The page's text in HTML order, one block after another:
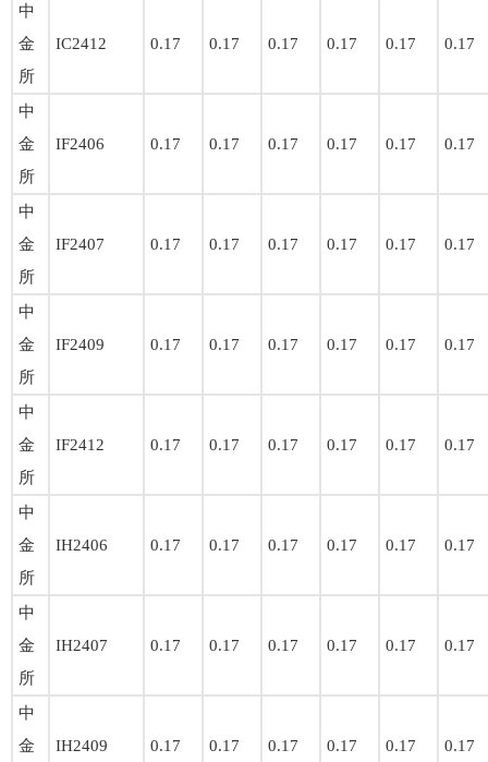
中
金
所
IC2412 0.17 0.17 0.17 0.17 0.17 0.17
中
金
所
IF2406 0.17 0.17 0.17 0.17 0.17 0.17
中
金
所
IF2407 0.17 0.17 0.17 0.17 0.17 0.17
中
金
所
IF2409 0.17 0.17 0.17 0.17 0.17 0.17
中
金
所
IF2412 0.17 0.17 0.17 0.17 0.17 0.17
中
金
所
IH2406 0.17 0.17 0.17 0.17 0.17 0.17
中
金
所
IH2407 0.17 0.17 0.17 0.17 0.17 0.17
中
金
IH2409 0.17 0.17 0.17 0.17 0.17 0.17